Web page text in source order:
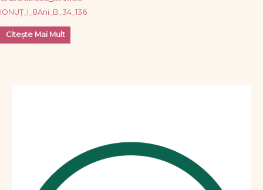
IONUȚ_I_8Ani_B_34_136
Citește Mai Mult